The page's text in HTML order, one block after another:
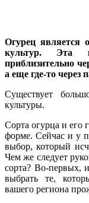
Огурец является
культур. Эта
приблизительно
а еще где-то через
Существует
культуры.
Сорта огурца и его
форме. Сейчас и у
выбор, который
Чем же следует
сорта? Во-первых,
выбрать те,
вашего региона